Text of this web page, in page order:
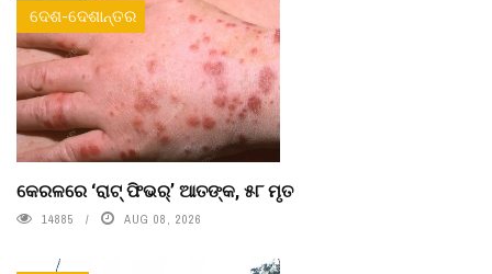
ଦେଶ-ଦେଶାନ୍ତର
କେରଳରେ ‘ରାଟ୍ ଫିଭର୍’ ଆତଙ୍କ, ୫୮ ମୃତ
14885 AUG 08, 2026